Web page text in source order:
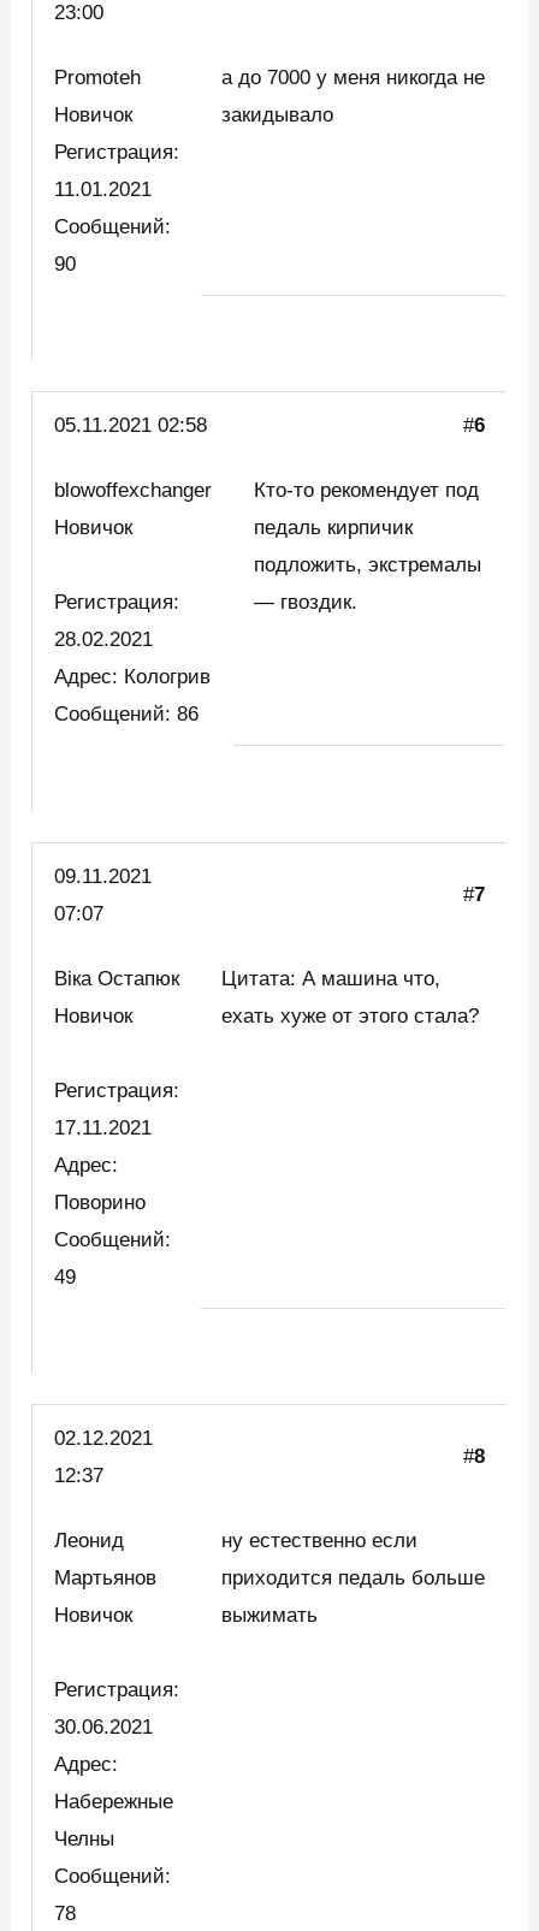
23:00
Promoteh
Новичок
Регистрация:
11.01.2021
Сообщений:
90
а до 7000 у меня никогда не
закидывало
05.11.2021 02:58 #6
blowoffexchanger
Новичок
Регистрация:
28.02.2021
Адрес: Кологрив
Сообщений: 86
Кто-то рекомендует под
педаль кирпичик
подложить, экстремалы
— гвоздик.
09.11.2021
07:07
#7
Віка Остапюк
Новичок
Регистрация:
17.11.2021
Адрес:
Поворино
Сообщений:
49
Цитата: А машина что,
ехать хуже от этого стала?
02.12.2021
12:37
#8
Леонид
Мартьянов
Новичок
Регистрация:
30.06.2021
Адрес:
Набережные
Челны
Сообщений:
78
ну естественно если
приходится педаль больше
выжимать